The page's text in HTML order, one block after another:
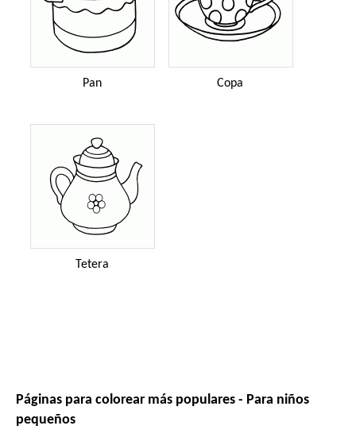
Pan Copa
Tetera
Páginas para colorear más populares - Para niños
pequeños